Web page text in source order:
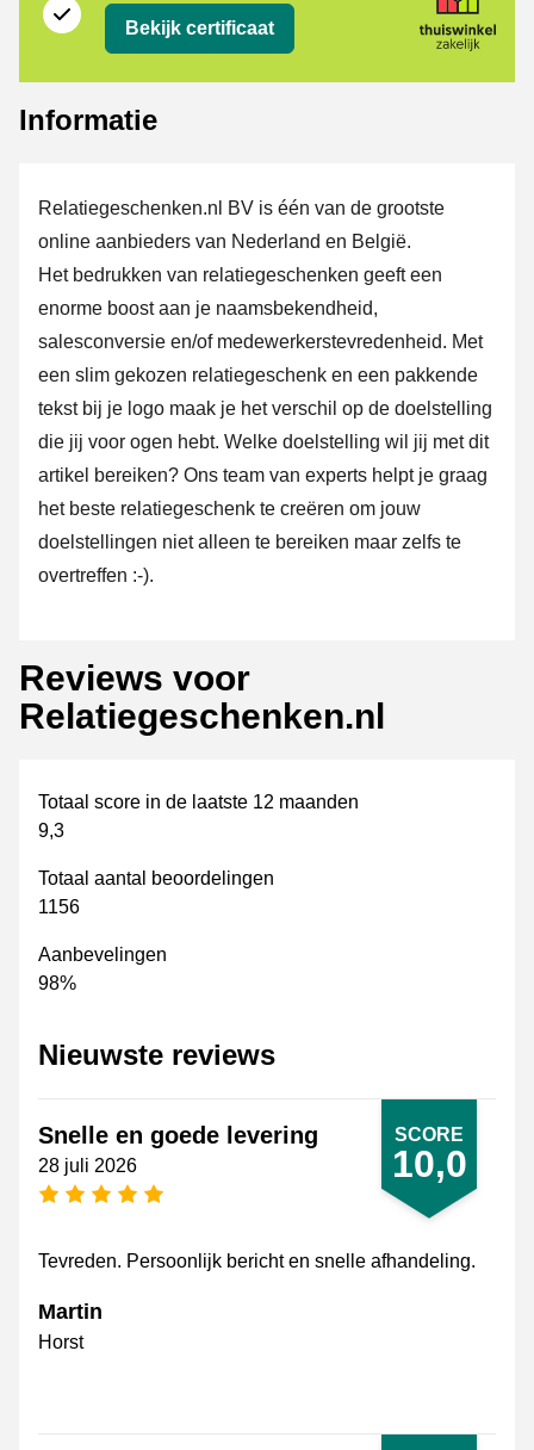
Bekijk certificaat
Informatie
Relatiegeschenken.nl BV is één van de grootste
online aanbieders van Nederland en België.
Het bedrukken van relatiegeschenken geeft een
enorme boost aan je naamsbekendheid,
salesconversie en/of medewerkerstevredenheid. Met
een slim gekozen relatiegeschenk en een pakkende
tekst bij je logo maak je het verschil op de doelstelling
die jij voor ogen hebt. Welke doelstelling wil jij met dit
artikel bereiken? Ons team van experts helpt je graag
het beste relatiegeschenk te creëren om jouw
doelstellingen niet alleen te bereiken maar zelfs te
overtreffen :-).
Reviews voor
Relatiegeschenken.nl
Totaal score in de laatste 12 maanden
9,3
Totaal aantal beoordelingen
1156
Aanbevelingen
98%
Nieuwste reviews
SCORE
10,0
Snelle en goede levering
28 juli 2026
5 sterren
Tevreden. Persoonlijk bericht en snelle afhandeling.
Martin
Horst